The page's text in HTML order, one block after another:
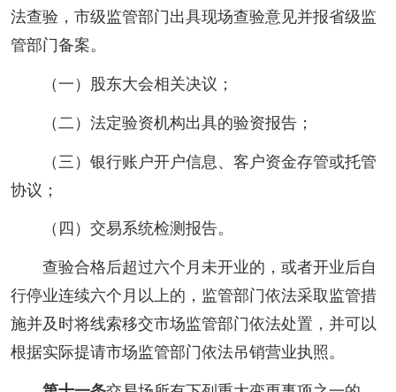
法查验，市级监管部门出具现场查验意见并报省级监
管部门备案。
（一）股东大会相关决议；
（二）法定验资机构出具的验资报告；
（三）银行账户开户信息、客户资金存管或托管
协议；
（四）交易系统检测报告。
查验合格后超过六个月未开业的，或者开业后自
行停业连续六个月以上的，监管部门依法采取监管措
施并及时将线索移交市场监管部门依法处置，并可以
根据实际提请市场监管部门依法吊销营业执照。